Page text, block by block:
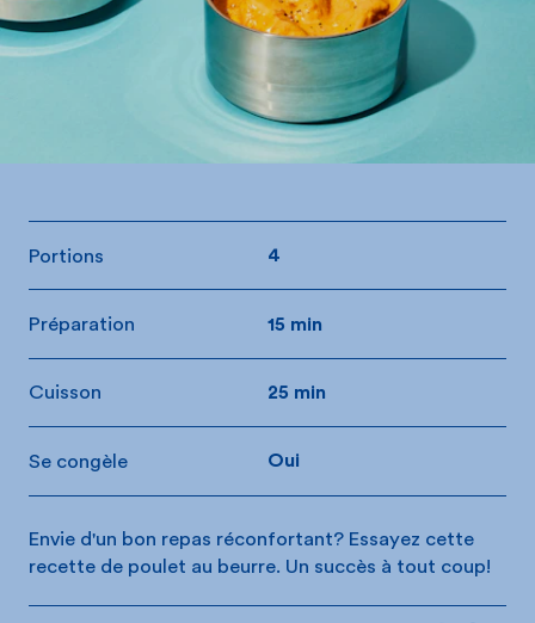
Portions 4
Préparation 15 min
Cuisson 25 min
Se congèle Oui
Envie d'un bon repas réconfortant? Essayez cette
recette de poulet au beurre. Un succès à tout coup!